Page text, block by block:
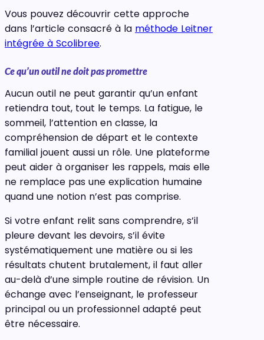
Vous pouvez découvrir cette approche
dans l’article consacré à la méthode Leitner
intégrée à Scolibree.
Ce qu’un outil ne doit pas promettre
Aucun outil ne peut garantir qu’un enfant
retiendra tout, tout le temps. La fatigue, le
sommeil, l’attention en classe, la
compréhension de départ et le contexte
familial jouent aussi un rôle. Une plateforme
peut aider à organiser les rappels, mais elle
ne remplace pas une explication humaine
quand une notion n’est pas comprise.
Si votre enfant relit sans comprendre, s’il
pleure devant les devoirs, s’il évite
systématiquement une matière ou si les
résultats chutent brutalement, il faut aller
au-delà d’une simple routine de révision. Un
échange avec l’enseignant, le professeur
principal ou un professionnel adapté peut
être nécessaire.